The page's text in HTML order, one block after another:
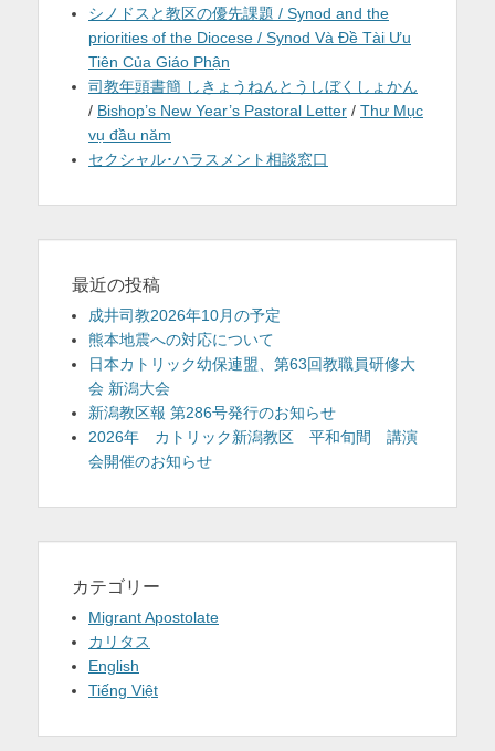
シノドスと教区の優先課題 / Synod and the
priorities of the Diocese / Synod Và Đề Tài Ưu
Tiên Của Giáo Phận
司教年頭書簡 しきょうねんとうしぼくしょかん
/ Bishop’s New Year’s Pastoral Letter / Thư Mục
vụ đầu năm
セクシャル･ハラスメント相談窓口
最近の投稿
成井司教2026年10月の予定
熊本地震への対応について
日本カトリック幼保連盟、第63回教職員研修大
会 新潟大会
新潟教区報 第286号発行のお知らせ
2026年 カトリック新潟教区 平和旬間 講演
会開催のお知らせ
カテゴリー
Migrant Apostolate
カリタス
English
Tiếng Việt